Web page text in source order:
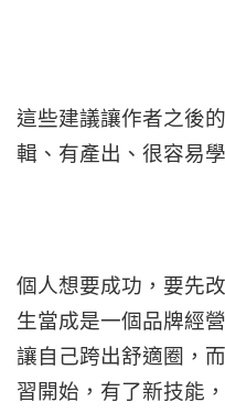
這些建議讓作者之後
輯、有產出、很容易
個人想要成功，要先
生當成是一個品牌經
讓自己跨出舒適圈，
習開始，有了新技能